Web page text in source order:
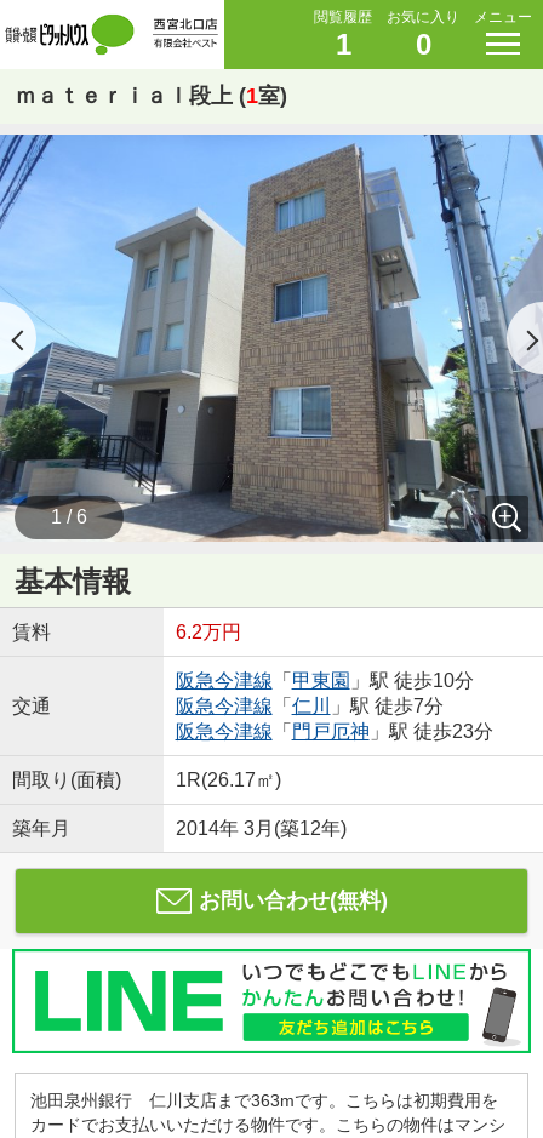
閲覧履歴
1
お気に入り
0
メニュー
ｍａｔｅｒｉａｌ段上 (1室)
1 / 6
基本情報
賃料 6.2万円
交通
阪急今津線 「 甲東園 」駅 徒歩10分
阪急今津線 「 仁川
」駅 徒歩7分
阪急今津線 「 門戸厄神 」駅 徒歩23分
間取り(面積) 1R(26.17㎡)
築年月 2014年 3月(築12年)
お問い合わせ(無料)
池田泉州銀行 仁川支店まで363mです。こちらは初期費用を
カードでお支払いいただける物件です。こちらの物件はマンシ